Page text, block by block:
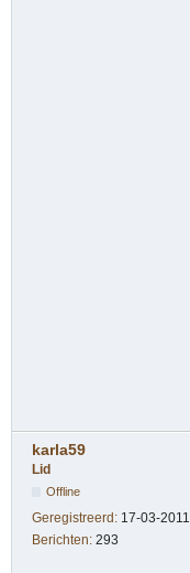
karla59
Lid
Offline
Geregistreerd: 17-03-2011
Berichten: 293